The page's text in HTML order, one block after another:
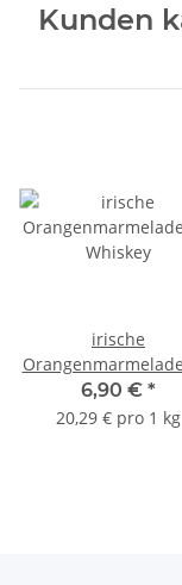
Kunden
irische
Whiskey
6,90 € *
20,29 € pro 1 kg